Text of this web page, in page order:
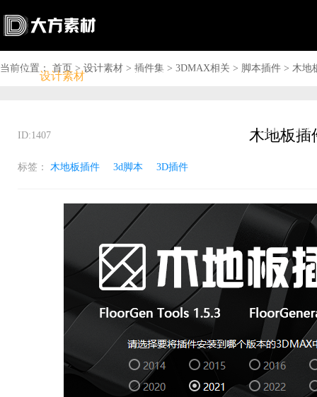
首页 设计素材 软件下载 问答资讯 商城
充值 登录
当前位置：首页 >设计素材 > 插件集 > 3DMAX相关 > 脚本插件 > 木地
木地板插
ID:1407
标签： 木地板插件 3d脚本 3D插件